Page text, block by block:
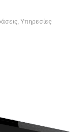
Υπηρεσίες